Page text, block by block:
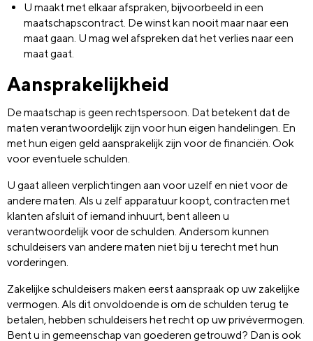
U maakt met elkaar afspraken, bijvoorbeeld in een
maatschapscontract. De winst kan nooit maar naar een
maat gaan. U mag wel afspreken dat het verlies naar een
maat gaat.
Aansprakelijkheid
De maatschap is geen rechtspersoon. Dat betekent dat de
maten verantwoordelijk zijn voor hun eigen handelingen. En
met hun eigen geld aansprakelijk zijn voor de financiën. Ook
voor eventuele schulden.
U gaat alleen verplichtingen aan voor uzelf en niet voor de
andere maten. Als u zelf apparatuur koopt, contracten met
klanten afsluit of iemand inhuurt, bent alleen u
verantwoordelijk voor de schulden. Andersom kunnen
schuldeisers van andere maten niet bij u terecht met hun
vorderingen.
Zakelijke schuldeisers maken eerst aanspraak op uw zakelijke
vermogen. Als dit onvoldoende is om de schulden terug te
betalen, hebben schuldeisers het recht op uw privévermogen.
Bent u in gemeenschap van goederen getrouwd? Dan is ook